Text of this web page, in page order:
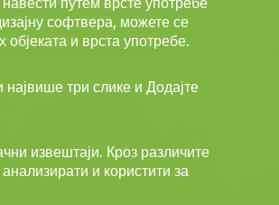
софтвера, можете се
и врста употребе.
три слике и Додајте
извештаји. Кроз различите
и користити за